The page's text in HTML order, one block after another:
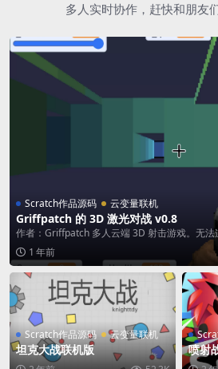
多人实时协作，赶快和朋友
Scratch作品源码 云变量联机
Griffpatch 的 3D 激光对战 v0.8
作者：Griffpatch 多人云端 3D 射击游戏。无
1 年前
Scratch作品源码 云变量联机
坦克大战联机版 喷射